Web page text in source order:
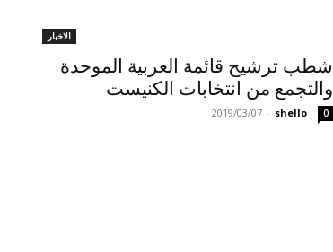
الاخبار
شطب ترشيح قائمة العربية الموحدة
والتجمع من انتخابات الكنيست
shello
-
2019/03/07 0